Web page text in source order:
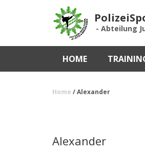
- Abteilung
HOME
Home /Alexander
Alexander